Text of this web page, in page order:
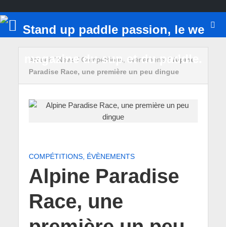
Accueil/ News / Compétitions, évènements/ Alpine
Paradise Race, une première un peu dingue
COMPÉTITIONS, ÉVÈNEMENTS
Alpine Paradise
Race, une